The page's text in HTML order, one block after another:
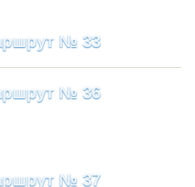
№ 33
№ 36
№ 37